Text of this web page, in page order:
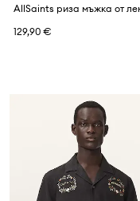
129,90 €